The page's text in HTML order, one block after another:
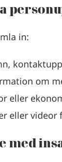
in:
om
eller
eller videor
med